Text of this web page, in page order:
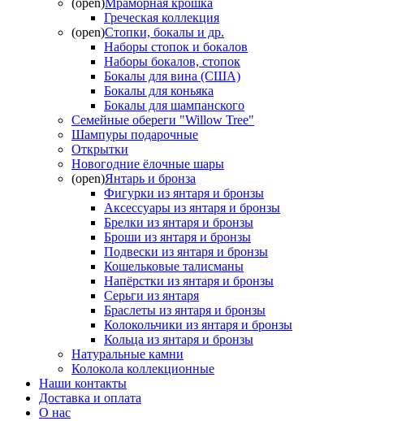
(open)Мраморная крошка
Греческая коллекция
(open)Стопки, бокалы и др.
Наборы стопок и бокалов
Наборы бокалов, стопок
Бокалы для вина (США)
Бокалы для коньяка
Бокалы для шампанского
Семейные обереги "Willow Tree"
Шампуры подарочные
Открытки
Новогодние ёлочные шары
(open)Янтарь и бронза
Фигурки из янтаря и бронзы
Аксессуары из янтаря и бронзы
Брелки из янтаря и бронзы
Броши из янтаря и бронзы
Подвески из янтаря и бронзы
Кошельковые талисманы
Напёрстки из янтаря и бронзы
Серьги из янтаря
Браслеты из янтаря и бронзы
Колокольчики из янтаря и бронзы
Кольца из янтаря и бронзы
Натуральные камни
Колокола коллекционные
Наши контакты
Доставка и оплата
О нас